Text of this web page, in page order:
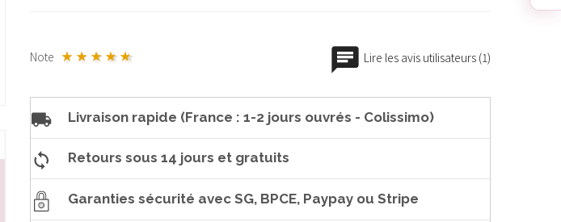
Note Lire les avis utilisateurs (1)
Livraison rapide (France : 1-2 jours ouvrés - Colissimo)
Retours sous 14 jours et gratuits
Garanties sécurité avec SG, BPCE, Paypay ou Stripe